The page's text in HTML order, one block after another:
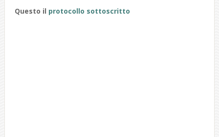
Questo il protocollo sottoscritto